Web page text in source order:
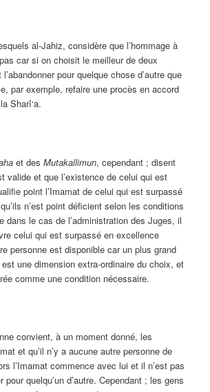
al-Jahiz, considère que l’hommage à
car si on choisit le meilleur de deux
pour quelque chose d’autre que
par exemple, refaire une procès en accord
Sharî‘a.
et desMutakallimun, cependant ; disent
valide et que l’existence de celui qui est
point l’Imamat de celui qui est surpassé
n’est point déficient selon les conditions
dans le cas de l’administration des Juges, il
celui qui est surpassé en excellence
personne est disponible car un plus grand
est une dimension extra-ordinaire du choix, et
comme une condition nécessaire.
convient, à un moment donné, les
et qu’il n’y a aucune autre personne de
l’Imamat commence avec lui et il n’est pas
pour quelqu’un d’autre. Cependant ; les gens